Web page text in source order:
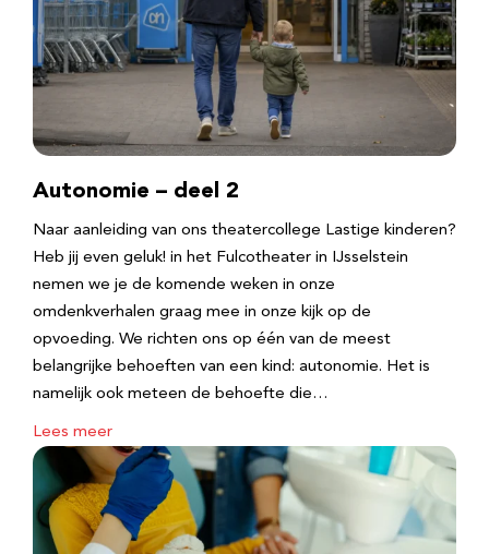
Autonomie – deel 2
Naar aanleiding van ons theatercollege Lastige kinderen?
Heb jij even geluk! in het Fulcotheater in IJsselstein
nemen we je de komende weken in onze
omdenkverhalen graag mee in onze kijk op de
opvoeding. We richten ons op één van de meest
belangrijke behoeften van een kind: autonomie. Het is
namelijk ook meteen de behoefte die…
Lees meer